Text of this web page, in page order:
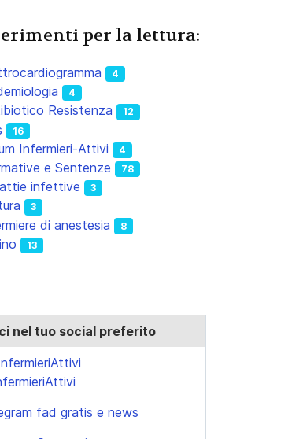
per la lettura:
4
4
Resistenza 12
16
Infermieri-Attivi 4
e Sentenze 78
infettive 3
3
di anestesia 8
13
nel tuo social preferito
fad gratis e news